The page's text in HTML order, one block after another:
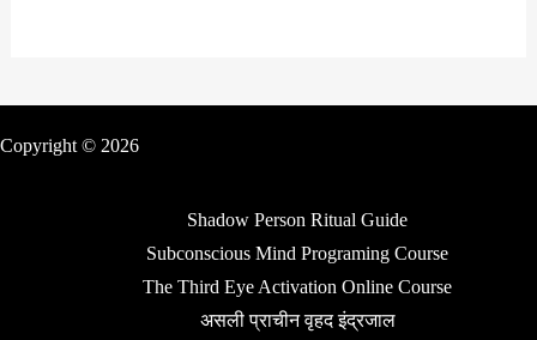
Copyright © 2026
Shadow Person Ritual Guide
Subconscious Mind Programing Course
The Third Eye Activation Online Course
असली प्राचीन वृहद इंद्रजाल